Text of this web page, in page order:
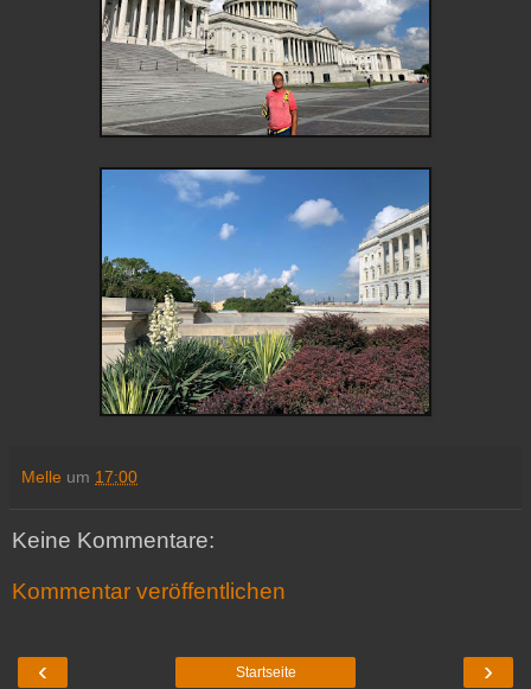
Melle um 17:00
Keine Kommentare:
Kommentar veröffentlichen
‹ ›
Startseite